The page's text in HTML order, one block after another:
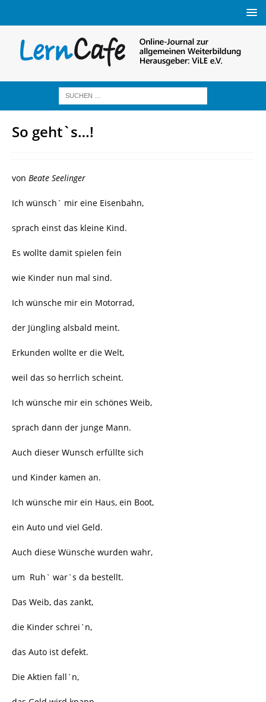
So geht`s…!
von Beate Seelinger
Ich wünsch` mir eine Eisenbahn,
sprach einst das kleine Kind.
Es wollte damit spielen fein
wie Kinder nun mal sind.
Ich wünsche mir ein Motorrad,
der Jüngling alsbald meint.
Erkunden wollte er die Welt,
weil das so herrlich scheint.
Ich wünsche mir ein schönes Weib,
sprach dann der junge Mann.
Auch dieser Wunsch erfüllte sich
und Kinder kamen an.
Ich wünsche mir ein Haus, ein Boot,
ein Auto und viel Geld.
Auch diese Wünsche wurden wahr,
um Ruh` war`s da bestellt.
Das Weib, das zankt,
die Kinder schrei`n,
das Auto ist defekt.
Die Aktien fall`n,